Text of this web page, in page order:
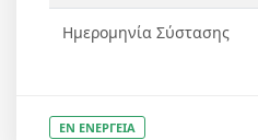
Ημερομηνία Σύστασης
ΕΝ ΕΝΕΡΓΕΙΑ